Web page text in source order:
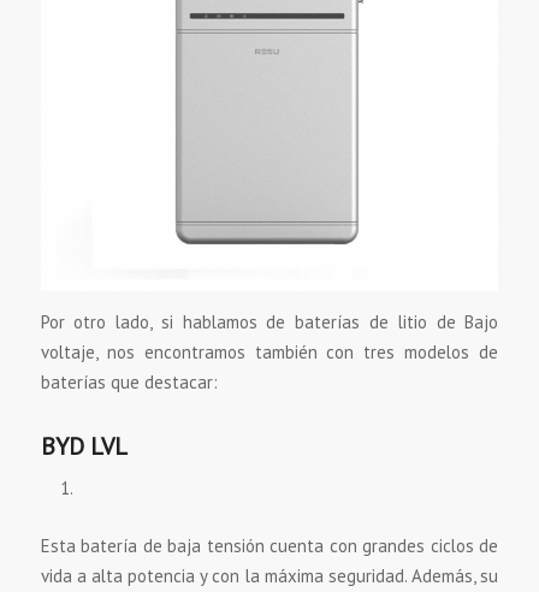
Por otro lado, si hablamos de baterías de litio de Bajo
voltaje, nos encontramos también con tres modelos de
baterías que destacar:
BYD LVL
Esta batería de baja tensión cuenta con grandes ciclos de
vida a alta potencia y con la máxima seguridad. Además, su